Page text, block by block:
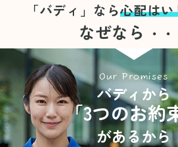
「バディ」なら心配はい
なぜなら ・・
Our Promises
バディから
「3つのお約
があるから